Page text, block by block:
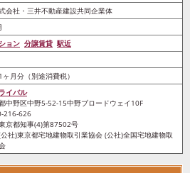
会社・三井不動産建設共同企業体
ョン 分譲賃貸 駅近
月分（別途消費税）
イバル
中野区中野5-52-15中野ブロードウェイ10F
216-626
京都知事(4)第87502号
社)東京都宅地建物取引業協会 (公社)全国宅地建物取